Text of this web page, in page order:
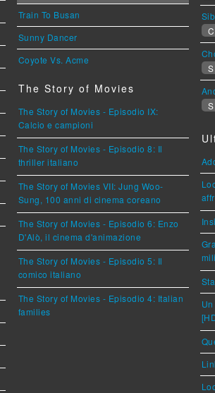
Train To Busan
Sunny Dancer
Coyote Vs. Acme
The Story of Movies
The Story of Movies - Episodio IX:
Calcio e campioni
The Story of Movies - Episodio 8: Il
thriller italiano
The Story of Movies VII: Jung Woo-
Sung, 100 anni di cinema coreano
The Story of Movies - Episodio 6: Enzo
D'Alò, il cinema d'animazione
The Story of Movies - Episodio 5: Il
comico italiano
The Story of Movies - Episodio 4: Italian
families